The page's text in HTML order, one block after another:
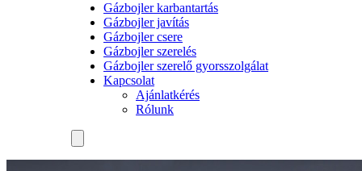
Gázbojler karbantartás
Gázbojler javítás
Gázbojler csere
Gázbojler szerelés
Gázbojler szerelő gyorsszolgálat
Kapcsolat
Ajánlatkérés
Rólunk